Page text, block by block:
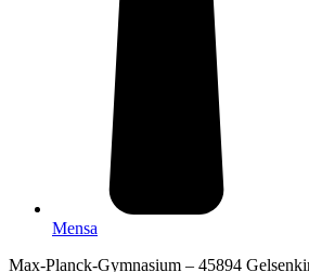
Mensa
Max-Planck-Gymnasium – 45894